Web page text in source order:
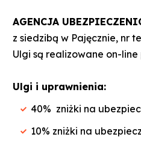
AGENCJA
z siedzibą w Pajęcznie, nr
Ulgi są realizowane on-
Ulgi i uprawnienia:
40% zniżki na
10% zniżki na